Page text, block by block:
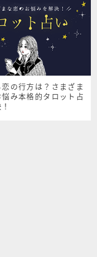
の行方は？さまざま
み本格的タロット占